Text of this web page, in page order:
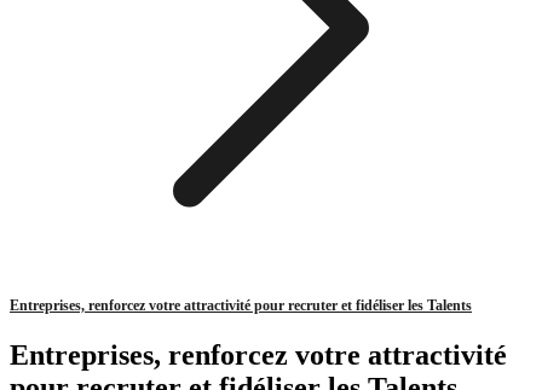
Entreprises, renforcez votre attractivité pour recruter et fidéliser les Talents
Entreprises, renforcez votre attractivité